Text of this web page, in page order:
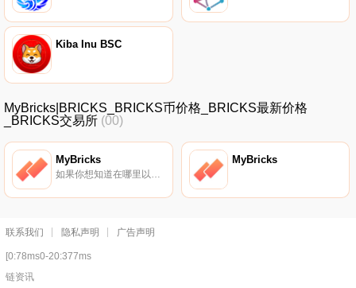
Kiba Inu BSC
MyBricks|BRICKS_BRICKS币价格_BRICKS最新价格
_BRICKS交易所 (00)
MyBricks MyBricks
联系我们 隐私声明 广告声明
[0:78ms0-20:377ms
链资讯